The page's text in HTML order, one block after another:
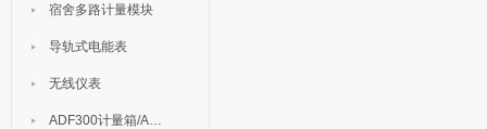
宿舍多路计量模块
导轨式电能表
无线仪表
ADF300计量箱/AEW无线计量